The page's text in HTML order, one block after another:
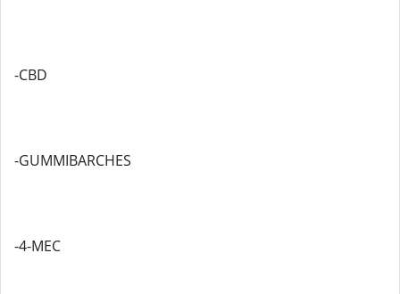
-CBD
-GUMMIBARCHES
-4-MEC